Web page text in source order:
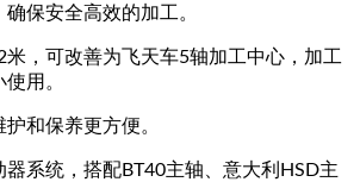
保安全高效的加工。
米，可改善为飞天车5轴加工中心，加工
用。
和保养更方便。
系统，搭配BT40主轴、意大利HSD主